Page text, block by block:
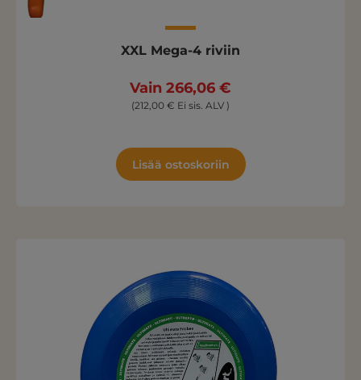
XXL Mega-4 riviin
Vain 266,06 €
(212,00 € Ei sis. ALV )
Lisää ostoskoriin